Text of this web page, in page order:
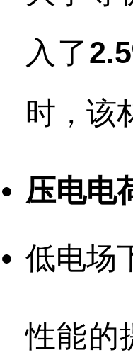
入了
时，该
压电电
低电场
性能的